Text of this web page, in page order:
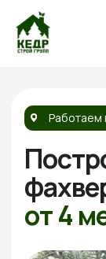
фахверк
от 4